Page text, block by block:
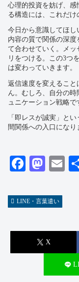
心理的投資を妨げ、
る構造には、これだけ
今日から意識してほし
内容の質で関係の深
て合わせていく。メ
リをつける。この3つ
は変わっていきます。
返信速度を変えるこ
ん。むしろ、自分の
ュニケーション戦略で
「即レスが誠実」と
間関係への入口になり
Fa
bo
ok
M
to
do
n
E
LINE・言葉遣い
X